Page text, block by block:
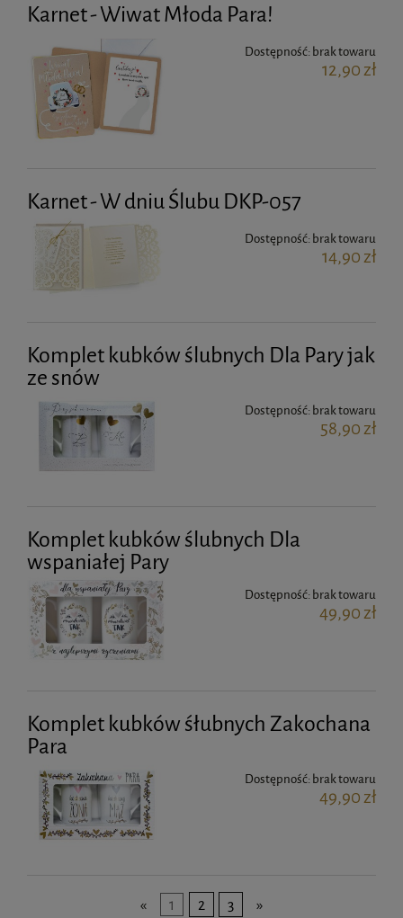
Karnet - Wiwat Młoda Para!
Dostępność: brak towaru
12,90 zł
Karnet - W dniu Ślubu DKP-057
Dostępność: brak towaru
14,90 zł
Komplet kubków ślubnych Dla Pary jak
ze snów
Dostępność: brak towaru
58,90 zł
Komplet kubków ślubnych Dla
wspaniałej Pary
Dostępność: brak towaru
49,90 zł
Komplet kubków śłubnych Zakochana
Para
Dostępność: brak towaru
49,90 zł
« 1 2 3 »